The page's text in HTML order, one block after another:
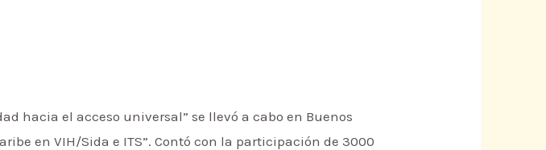
hacia el acceso universal” se llevó a cabo en Buenos
en VIH/Sida e ITS”. Contó con la participación de 3000